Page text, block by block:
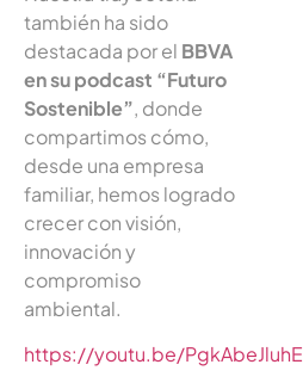
también ha sido
destacada por el BBVA
en su podcast “Futuro
Sostenible”, donde
compartimos cómo,
desde una empresa
familiar, hemos logrado
crecer con visión,
innovación y
compromiso
ambiental.
https://youtu.be/PgkAbeJluhE